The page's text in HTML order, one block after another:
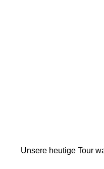
Unsere heutige Tour